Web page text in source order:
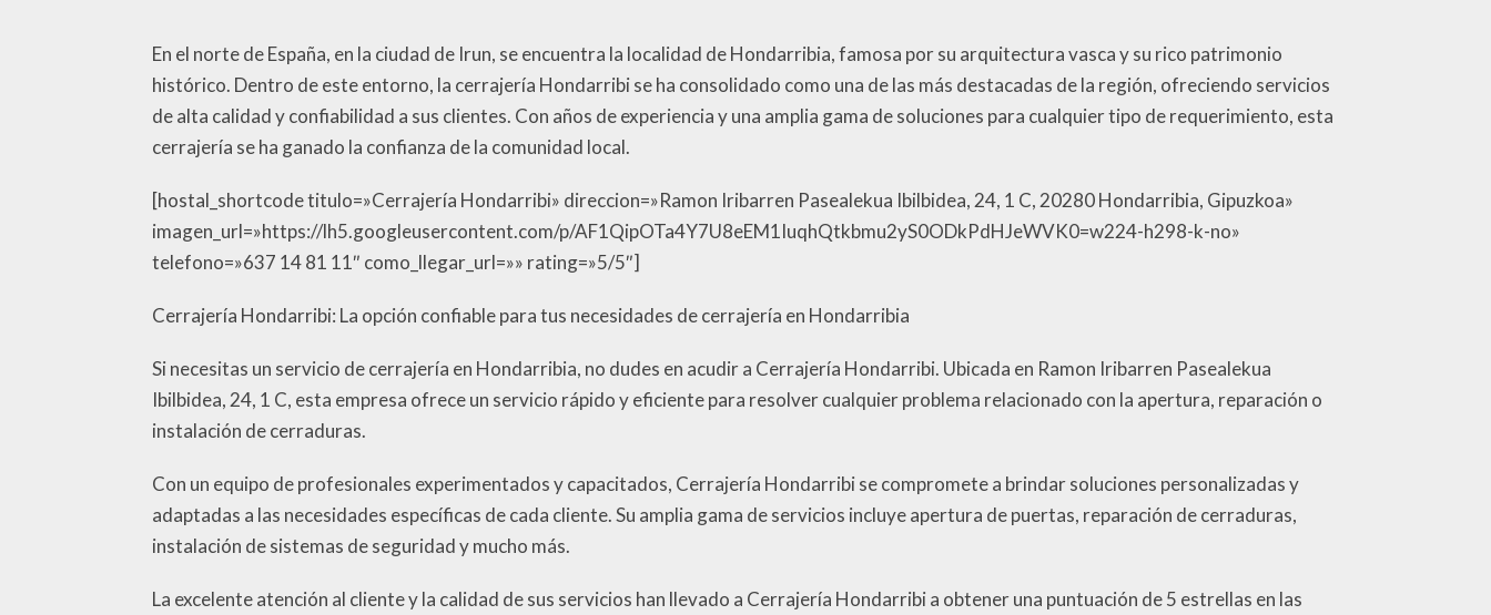
En el norte de España, en la ciudad de Irun, se encuentra la localidad de Hondarribia, famosa por su arquitectura vasca y su rico patrimonio
histórico. Dentro de este entorno, la cerrajería Hondarribi se ha consolidado como una de las más destacadas de la región, ofreciendo servicios
de alta calidad y confiabilidad a sus clientes. Con años de experiencia y una amplia gama de soluciones para cualquier tipo de requerimiento, esta
cerrajería se ha ganado la confianza de la comunidad local.
[hostal_shortcode titulo=»Cerrajería Hondarribi» direccion=»Ramon Iribarren Pasealekua Ibilbidea, 24, 1 C, 20280 Hondarribia, Gipuzkoa»
imagen_url=»https://lh5.googleusercontent.com/p/AF1QipOTa4Y7U8eEM1IuqhQtkbmu2yS0ODkPdHJeWVK0=w224-h298-k-no»
telefono=»637 14 81 11″ como_llegar_url=»» rating=»5/5″]
Cerrajería Hondarribi: La opción confiable para tus necesidades de cerrajería en Hondarribia
Si necesitas un servicio de cerrajería en Hondarribia, no dudes en acudir a Cerrajería Hondarribi. Ubicada en Ramon Iribarren Pasealekua
Ibilbidea, 24, 1 C, esta empresa ofrece un servicio rápido y eficiente para resolver cualquier problema relacionado con la apertura, reparación o
instalación de cerraduras.
Con un equipo de profesionales experimentados y capacitados, Cerrajería Hondarribi se compromete a brindar soluciones personalizadas y
adaptadas a las necesidades específicas de cada cliente. Su amplia gama de servicios incluye apertura de puertas, reparación de cerraduras,
instalación de sistemas de seguridad y mucho más.
La excelente atención al cliente y la calidad de sus servicios han llevado a Cerrajería Hondarribi a obtener una puntuación de 5 estrellas en las